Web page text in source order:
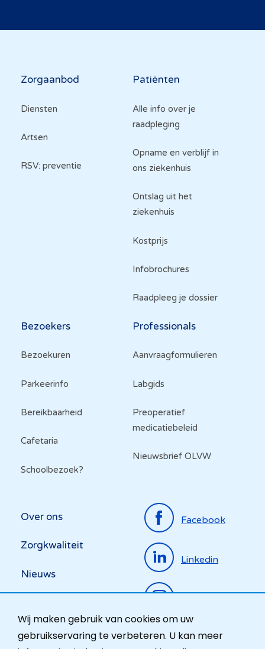
Wij maken gebruik van cookies om uw
gebruikservaring te verbeteren. U kan meer
Hoofdnavigatie
Zorgaanbod
Diensten
Artsen
RSV: preventie
Patiënten
Alle info over je
raadpleging
Opname en verblijf in
ons ziekenhuis
Ontslag uit het
ziekenhuis
Kostprijs
Infobrochures
Raadpleeg je dossier
Bezoekers
Bezoekuren
Parkeerinfo
Bereikbaarheid
Cafetaria
Schoolbezoek?
Professionals
Aanvraagformulieren
Labgids
Preoperatief
medicatiebeleid
Nieuwsbrief OLVW
Top
menu
Over ons
Zorgkwaliteit
Nieuws
Ombudsdienst
Facebook
Linkedin
Instagram